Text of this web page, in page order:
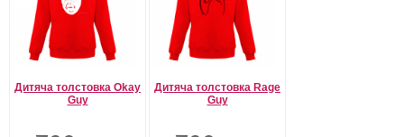
Дитяча толстовка Okay
Guy
Дитяча толстовка Rage
Guy